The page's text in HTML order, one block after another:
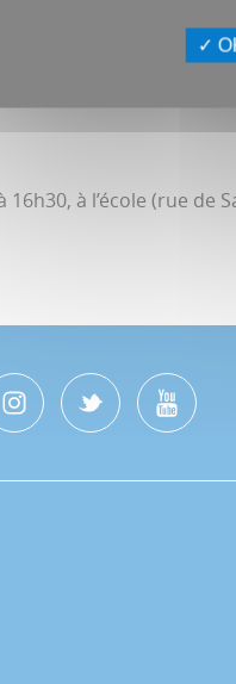
d’or et d’argent en
16h30, à l’école (rue de